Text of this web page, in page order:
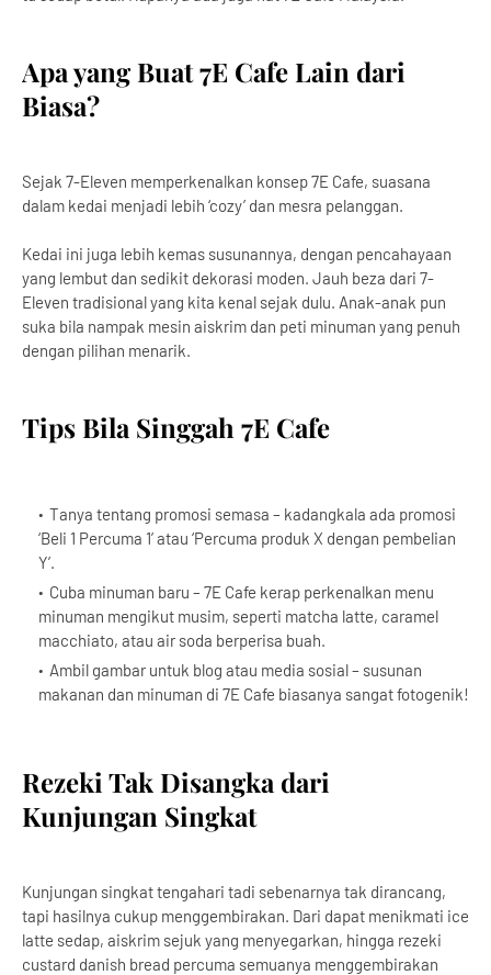
Apa yang Buat 7E Cafe Lain dari
Biasa?
Sejak 7-Eleven memperkenalkan konsep 7E Cafe, suasana
dalam kedai menjadi lebih ‘cozy’ dan mesra pelanggan.
Kedai ini juga lebih kemas susunannya, dengan pencahayaan
yang lembut dan sedikit dekorasi moden. Jauh beza dari 7-
Eleven tradisional yang kita kenal sejak dulu. Anak-anak pun
suka bila nampak mesin aiskrim dan peti minuman yang penuh
dengan pilihan menarik.
Tips Bila Singgah 7E Cafe
Tanya tentang promosi semasa – kadangkala ada promosi
‘Beli 1 Percuma 1’ atau ‘Percuma produk X dengan pembelian
Y’.
Cuba minuman baru – 7E Cafe kerap perkenalkan menu
minuman mengikut musim, seperti matcha latte, caramel
macchiato, atau air soda berperisa buah.
Ambil gambar untuk blog atau media sosial – susunan
makanan dan minuman di 7E Cafe biasanya sangat fotogenik!
Rezeki Tak Disangka dari
Kunjungan Singkat
Kunjungan singkat tengahari tadi sebenarnya tak dirancang,
tapi hasilnya cukup menggembirakan. Dari dapat menikmati ice
latte sedap, aiskrim sejuk yang menyegarkan, hingga rezeki
custard danish bread percuma semuanya menggembirakan